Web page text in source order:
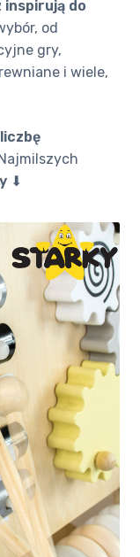
inspirują do
od
gry,
i wiele,
⬇ ️